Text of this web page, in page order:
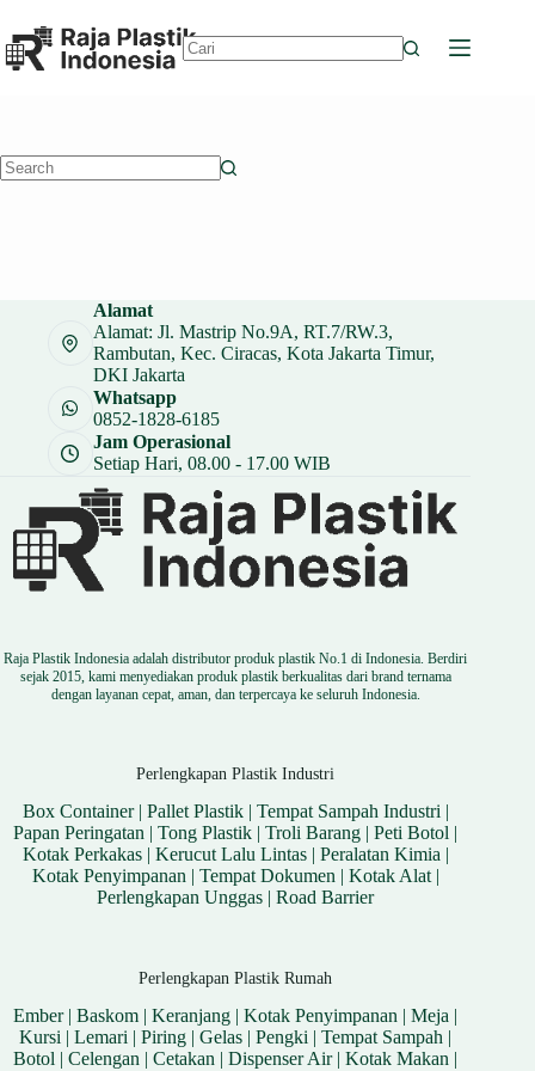
to
content
Alamat
Alamat: Jl. Mastrip No.9A, RT.7/RW.3,
Rambutan, Kec. Ciracas, Kota Jakarta Timur,
DKI Jakarta
Whatsapp
0852-1828-6185
Jam Operasional
Setiap Hari, 08.00 - 17.00 WIB
Raja Plastik Indonesia adalah distributor produk plastik No.1 di Indonesia. Berdiri
sejak 2015, kami menyediakan produk plastik berkualitas dari brand ternama
dengan layanan cepat, aman, dan terpercaya ke seluruh Indonesia.
Perlengkapan Plastik Industri
Box Container| Pallet Plastik| Tempat Sampah Industri |
Papan Peringatan |Tong Plastik |Troli Barang |Peti Botol |
Kotak Perkakas| Kerucut Lalu Lintas| Peralatan Kimia |
Kotak Penyimpanan | Tempat Dokumen | Kotak Alat|
Perlengkapan Unggas |Road Barrier
Perlengkapan Plastik Rumah
Ember|Baskom |Keranjang |Kotak Penyimpanan |Meja |
Kursi |Lemari |Piring |Gelas |Pengki |Tempat Sampah |
Botol |Celengan |Cetakan |Dispenser Air|Kotak Makan |